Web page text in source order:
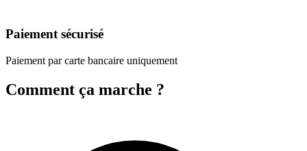
Paiement sécurisé
Paiement par carte bancaire uniquement
Comment ça marche ?